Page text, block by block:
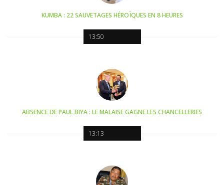
13:50
KUMBA : 22 SAUVETAGES HÉROÏQUES EN 8 HEURES
13:13
ABSENCE DE PAUL BIYA : LE MALAISE GAGNE LES CHANCELLERIES